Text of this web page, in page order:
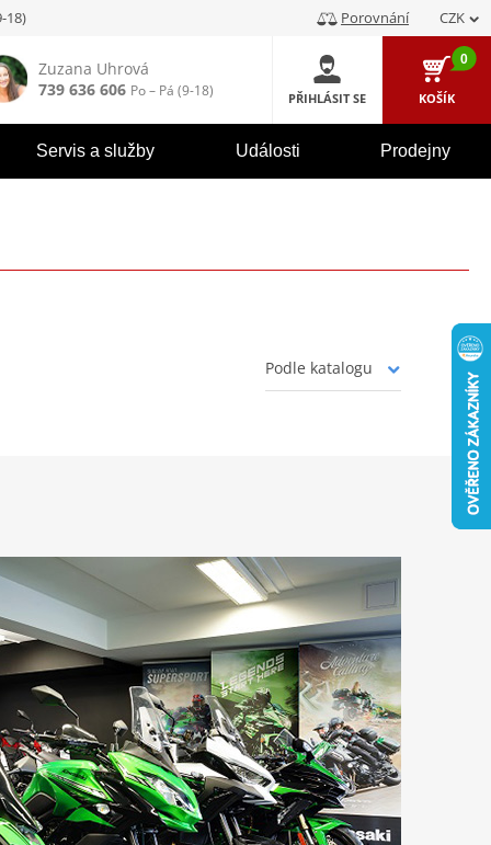
18) Porovnání CZK
Zuzana Uhrová
739 636 606 Po – Pá (9-18) PŘIHLÁSIT SE
0
KOŠÍK
Servis a služby Události Prodejny